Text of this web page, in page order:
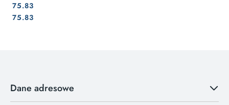
Cena:
75.83
Cena:
75.83
Dane adresowe